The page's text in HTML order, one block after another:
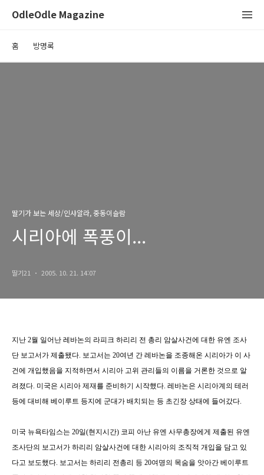
OdleOdle Magazine
홈 방명록
딸기가 보는 세상/인샤알라, 중동이슬람
시리아에 폭풍이...
딸기21 2005. 10. 21. 14:07
지난 2월 일어난 레바논의 라피크 하리리 전 총리 암살사건에 대한 유엔 조사
단 보고서가 제출됐다. 보고서는 20여년 간 레바논을 조종해온 시리아가 이 사
건에 개입했음을 지적하면서 시리아 고위 관리들의 이름을 거론한 것으로 알
려졌다. 미국은 시리아 제재를 준비하기 시작했다. 레바논은 시리아계의 테러
등에 대비해 베이루트 등지에 군대가 배치되는 등 초긴장 상태에 들어갔다.
미국 뉴욕타임스는 20일(현지시간) 코피 아난 유엔 사무총장에게 제출된 유엔
조사단의 보고서가 하리리 암살사건에 대한 시리아의 조직적 개입을 담고 있
다고 보도했다. 보고서는 하리리 전총리 등 20여명의 목숨을 앗아간 베이루트